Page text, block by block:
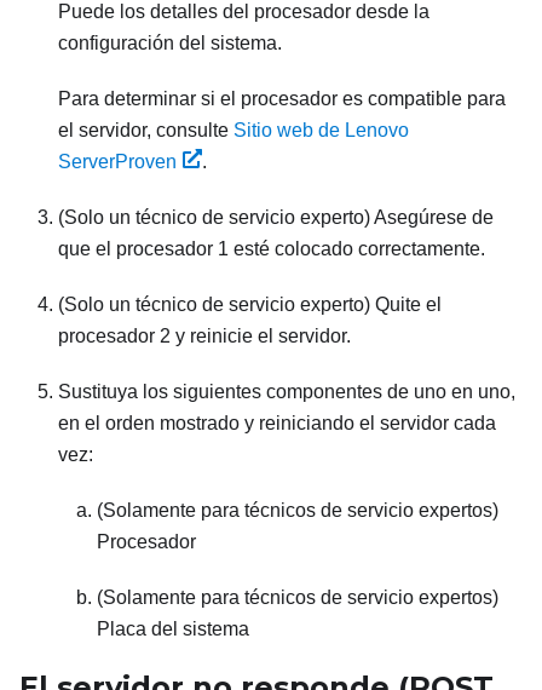
Puede los detalles del procesador desde la
configuración del sistema.
Para determinar si el procesador es compatible para
el servidor, consulte Sitio web de Lenovo
ServerProven
.
(Solo un técnico de servicio experto) Asegúrese de
que el procesador 1 esté colocado correctamente.
(Solo un técnico de servicio experto) Quite el
procesador 2 y reinicie el servidor.
Sustituya los siguientes componentes de uno en uno,
en el orden mostrado y reiniciando el servidor cada
vez:
(Solamente para técnicos de servicio expertos)
Procesador
(Solamente para técnicos de servicio expertos)
Placa del sistema